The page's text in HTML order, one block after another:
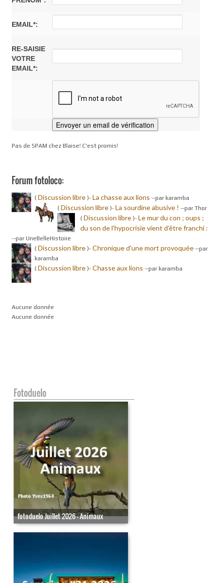
EMAIL*:
RE-SAISIE
VOTRE
EMAIL*:
Pas de SPAM chez Blaise! C'est promis!
Forum fotoloco:
( Discussion libre )- La chasse aux lions --par karamba
( Discussion libre )- La sourdine abusive ! --par Thor
( Discussion libre )- Le mur du con ; oups ;
du son de l’hypocrisie vient d’être franchi :
--par UneBelleHistoire
( Discussion libre )- Chronique d'une mort provoquée --par
karamba
( Discussion libre )- Chasse aux lions --par karamba
Aucune donnée
Aucune donnée
Fotoduelo
fotoduelo Juillet 2026 - Animaux